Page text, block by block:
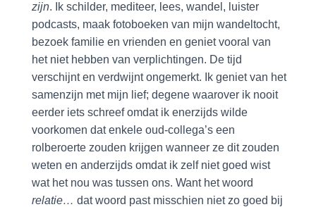
zijn. Ik schilder, mediteer, lees, wandel, luister
podcasts, maak fotoboeken van mijn wandeltocht,
bezoek familie en vrienden en geniet vooral van
het niet hebben van verplichtingen. De tijd
verschijnt en verdwijnt ongemerkt. Ik geniet van het
samenzijn met mijn lief; degene waarover ik nooit
eerder iets schreef omdat ik enerzijds wilde
voorkomen dat enkele oud-collega’s een
rolberoerte zouden krijgen wanneer ze dit zouden
weten en anderzijds omdat ik zelf niet goed wist
wat het nou was tussen ons. Want het woord
relatie… dat woord past misschien niet zo goed bij